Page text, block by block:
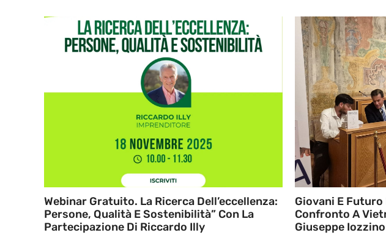
Webinar Gratuito. La Ricerca Dell’eccellenza:
Persone, Qualità E Sostenibilità” Con La
Partecipazione Di Riccardo Illy
Giovani E
Confronto A
Giuseppe Iozzino